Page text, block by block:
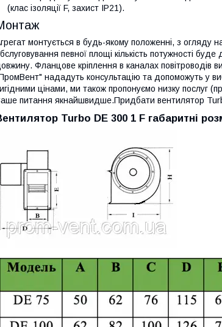
(клас ізоляції F, захист IP21).
монтується в будь-якому положенні, з огляду
певної площі кількість потужності
Фланцове кріплення в каналах повітроводів
нададуть консультацію та допоможуть у
цінами, ми також пропонуємо низку послуг
питання якнайшвидше.Придбати вентилятор
Turbo DE 300 1 F габаритні